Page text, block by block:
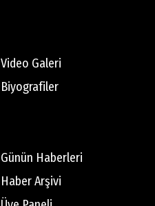
Video Galeri
Biyografiler
Günün Haberleri
Haber Arşivi